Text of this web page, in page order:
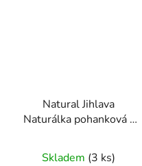
Natural Jihlava
Naturálka pohanková -
kaše 200g
Skladem (3 ks)